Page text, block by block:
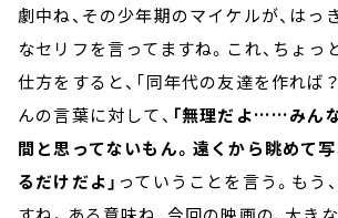
劇中ね、その少年期のマイケルが、はっ
なセリフを言ってますね。これ、ちょっ
仕方をすると、「同年代の友達を作れば
んの言葉に対して、 「無理だよ……みん
間と思ってないもん。遠くから眺めて
るだけだよ」 っていうことを言う。もう